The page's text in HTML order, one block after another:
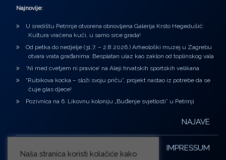
Najnovije:
U središtu Petrinje otvorena obnovljena Galerija Krsto Hegedušić:
Kultura vraćena kući, u samo srce grada!
Od petka do nedjelje (31.7. – 2.8.2026.) Arheološki muzej u Zagrebu
otvara vrata građanima: Besplatan ulaz kao zaklon od toplinskog vala
‘Ni med cvetjem ni pravice’ na Aleji hrvatskih sportskih velikana
“Rubikova kocka – složi svoju priču”, projekt nastao iz potrebe da se
čuje glas djece!
Pozivnica na 6. Likovnu koloniju „Buđenje svjetlosti” u Petrinji
NAJAVE
IMPRESSUM
Naša stranica koristi kolačiće kako